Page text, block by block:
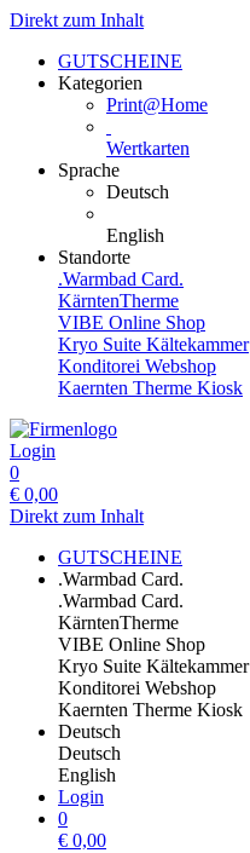
Direkt zum Inhalt
GUTSCHEINE
Kategorien
Print@Home
Wertkarten
Sprache
Deutsch
English
Standorte
.Warmbad Card.
KärntenTherme
VIBE Online Shop
Kryo Suite Kältekammer
Konditorei Webshop
Kaernten Therme Kiosk
Login
0
€ 0,00
Direkt zum Inhalt
GUTSCHEINE
.Warmbad Card.
.Warmbad Card.
KärntenTherme
VIBE Online Shop
Kryo Suite Kältekammer
Konditorei Webshop
Kaernten Therme Kiosk
Deutsch
Deutsch
English
Login
0
€ 0,00